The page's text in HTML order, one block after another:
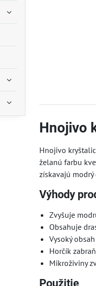
Hnojivo
Hnojivo
želanú farbu
získavajú
Výhody
Zvyšuje
Obsahuje
Vysoký
Horčík
Mikroživiny
Použitie